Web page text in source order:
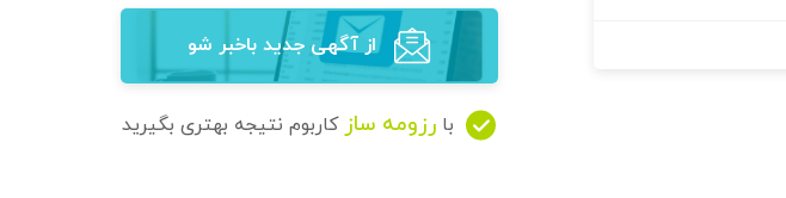
از آگهی‌ جدید باخبر شو
با رزومه ساز کاربوم نتیجه بهتری بگیرید